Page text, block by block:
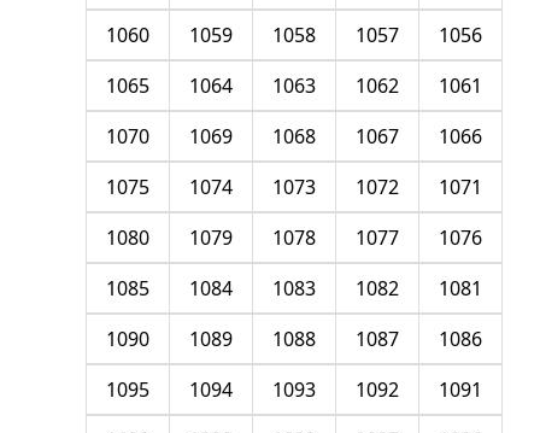
1056
1057
1058
1059
1060
1061
1062
1063
1064
1065
1066
1067
1068
1069
1070
1071
1072
1073
1074
1075
1076
1077
1078
1079
1080
1081
1082
1083
1084
1085
1086
1087
1088
1089
1090
1091
1092
1093
1094
1095